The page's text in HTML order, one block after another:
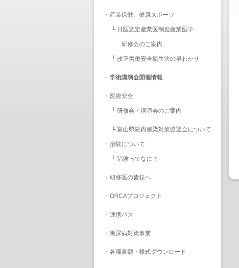
・ 産業保健、健康スポーツ
└ 日医認定産業医制度産業医学
研修会のご案内
└ 改正労働安全衛生法の早わかり
・ 学術講演会開催情報
・ 医療安全
└ 研修会・講演会のご案内
└ 富山県院内感染対策協議会について
・ 治験について
└ 治験ってなに？
・ 研修医の皆様へ
・ ORCAプロジェクト
・ 連携パス
・ 糖尿病対策事業
・ 各種書類・様式ダウンロード